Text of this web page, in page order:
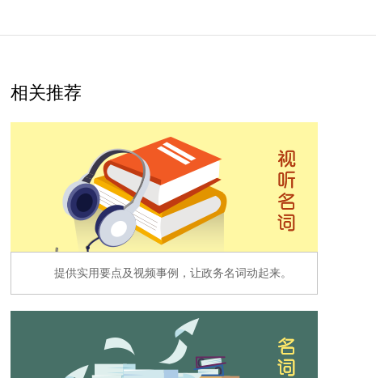
相关推荐
提供实用要点及视频事例，让政务名词动起来。